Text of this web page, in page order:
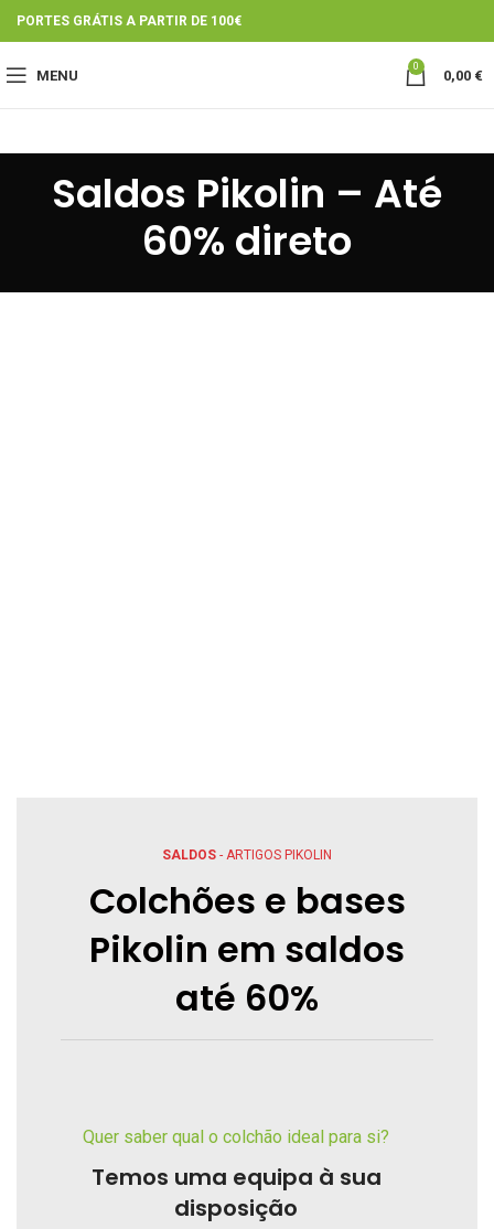
PORTES GRÁTIS A PARTIR DE 100€
MENU
0
0,00 €
Saldos Pikolin – Até
60% direto
SALDOS - ARTIGOS PIKOLIN
Colchões e bases
Pikolin em saldos
até 60%
Quer saber qual o colchão ideal para si?
Temos uma equipa à sua
disposição